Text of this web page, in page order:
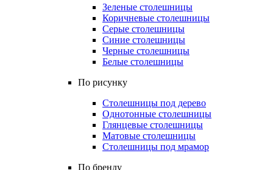
Зеленые столешницы
Коричневые столешницы
Серые столешницы
Синие столешницы
Черные столешницы
Белые столешницы
По рисунку
Столешницы под дерево
Однотонные столешницы
Глянцевые столешницы
Матовые столешницы
Столешницы под мрамор
По бренду